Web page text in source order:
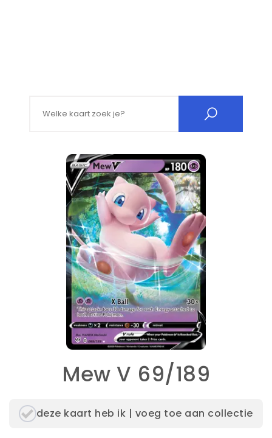
Mew V 69/189
deze kaart heb ik | voeg toe aan collectie